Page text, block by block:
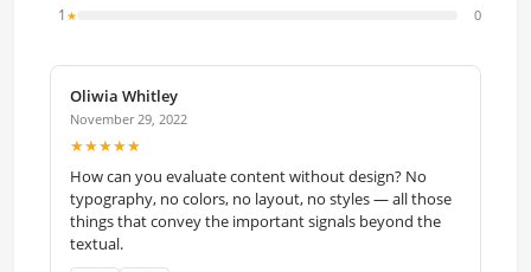
1 ★ 0
Oliwia Whitley
November 29, 2022
★★★★★
How can you evaluate content without design? No
typography, no colors, no layout, no styles — all those
things that convey the important signals beyond the
textual.